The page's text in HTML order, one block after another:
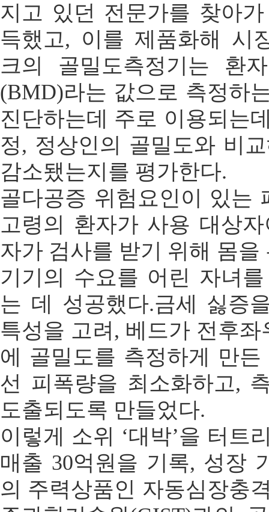
지고 있던 전문가를 찾아
득했고, 이를 제품화해 시
크의 골밀도측정기는 환
(BMD)라는 값으로 측정하
진단하는데 주로 이용되는
정, 정상인의 골밀도와 비
감소됐는지를 평가한다.
골다공증 위험요인이 있는
고령의 환자가 사용 대상
자가 검사를 받기 위해 몸을
기기의 수요를 어린 자녀
는 데 성공했다.금세 싫증
특성을 고려, 베드가 전후
에 골밀도를 측정하게 만
선 피폭량을 최소화하고,
도출되도록 만들었다.
이렇게 소위 ‘대박’을 터트
매출 30억원을 기록, 성장
의 주력상품인 자동심장충